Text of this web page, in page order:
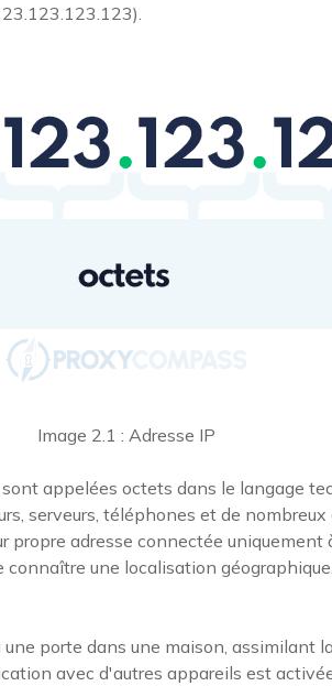
Image 2.1 : Adresse IP
appelées octets dans le langage
serveurs, téléphones et de
propre adresse connectée uniquement
connaître une localisation
porte dans une maison, assimilant
avec d'autres appareils est